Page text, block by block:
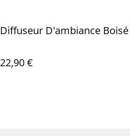
Diffuseur D'ambiance Boisé
22,90 €